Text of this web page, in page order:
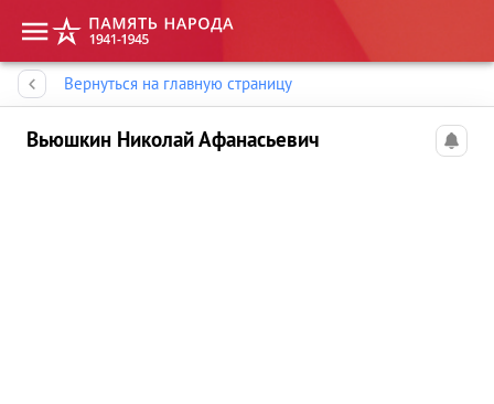
Вернуться на главную страницу
Вьюшкин Николай Афанасьевич
Память народа